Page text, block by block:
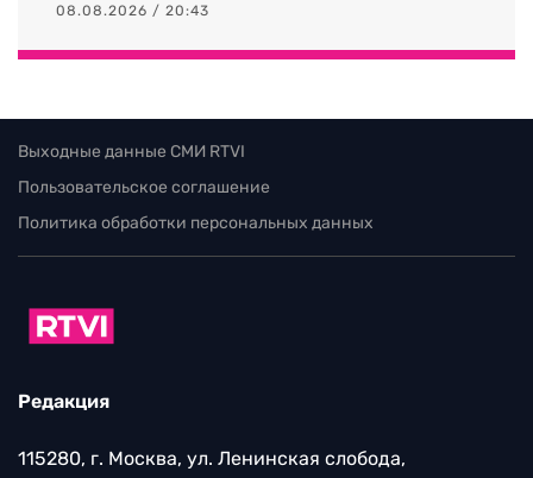
08.08.2026 / 20:43
Выходные данные СМИ RTVI
Пользовательское соглашение
Политика обработки персональных данных
Редакция
115280, г. Москва, ул. Ленинская слобода,